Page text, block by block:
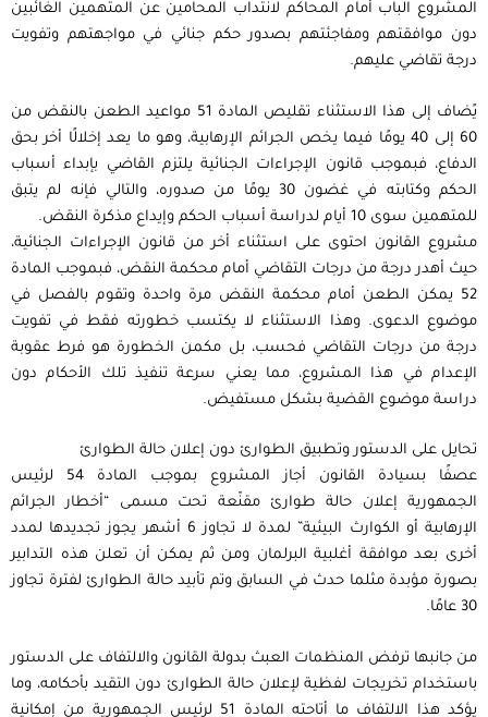
المشروع الباب أمام المحاكم لانتداب المحامين عن المتهمين الغائبين
دون موافقتهم ومفاجئتهم بصدور حكم جنائي في مواجهتهم وتفويت
درجة تقاضي عليهم.
يًضاف إلى هذا الاستثناء تقليص المادة 51 مواعيد الطعن بالنقض من
60 إلى 40 يومًا فيما يخص الجرائم الإرهابية، وهو ما يعد إخلالًا أخر بحق
الدفاع، فبموجب قانون الإجراءات الجنائية يلتزم القاضي بإبداء أسباب
الحكم وكتابته في غضون 30 يومًا من صدوره، والتالي فإنه لم يتبق
للمتهمين سوى 10 أيام لدراسة أسباب الحكم وإيداع مذكرة النقض.
مشروع القانون احتوى على استثناء أخر من قانون الإجراءات الجنائية،
حيث أهدر درجة من درجات التقاضي أمام محكمة النقض، فبموجب المادة
52 يمكن الطعن أمام محكمة النقض مرة واحدة وتقوم بالفصل في
موضوع الدعوى. وهذا الاستثناء لا يكتسب خطورته فقط في تفويت
درجة من درجات التقاضي فحسب، بل مكمن الخطورة هو فرط عقوبة
الإعدام في هذا المشروع، مما يعني سرعة تنفيذ تلك الأحكام دون
دراسة موضوع القضية بشكل مستفيض.
تحايل على الدستور وتطبيق الطوارئ دون إعلان حالة الطوارئ
عصفًا بسيادة القانون أجاز المشروع بموجب المادة 54 لرئيس
الجمهورية إعلان حالة طوارئ مقنّعة تحت مسمى “أخطار الجرائم
الإرهابية أو الكوارث البيئية” لمدة لا تجاوز 6 أشهر يجوز تجديدها لمدد
أخرى بعد موافقة أغلبية البرلمان ومن ثم يمكن أن تعلن هذه التدابير
بصورة مؤبدة مثلما حدث في السابق وتم تأبيد حالة الطوارئ لفترة تجاوز
30 عامًا.
من جانبها ترفض المنظمات العبث بدولة القانون والالتفاف على الدستور
باستخدام تخريجات لفظية لإعلان حالة الطوارئ دون التقيد بأحكامه، وما
يؤكد هذا الالتفاف ما أتاحته المادة 51 لرئيس الجمهورية من إمكانية